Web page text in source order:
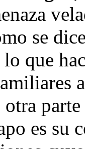
se
que
es su